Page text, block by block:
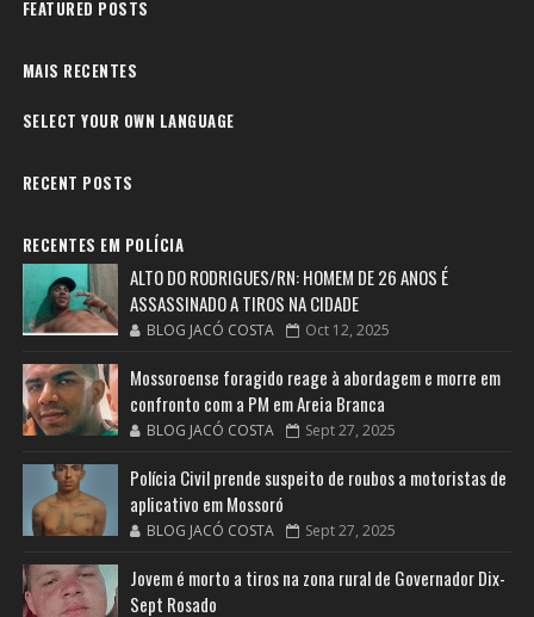
FEATURED POSTS
MAIS RECENTES
SELECT YOUR OWN LANGUAGE
RECENT POSTS
RECENTES EM POLÍCIA
ALTO DO RODRIGUES/RN: HOMEM DE 26 ANOS É
ASSASSINADO A TIROS NA CIDADE
BLOG JACÓ COSTA Oct 12, 2025
Mossoroense foragido reage à abordagem e morre em
confronto com a PM em Areia Branca
BLOG JACÓ COSTA Sept 27, 2025
Polícia Civil prende suspeito de roubos a motoristas de
aplicativo em Mossoró
BLOG JACÓ COSTA Sept 27, 2025
Jovem é morto a tiros na zona rural de Governador Dix-
Sept Rosado